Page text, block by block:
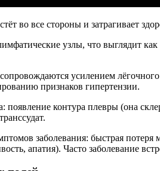
во все стороны и затрагивает
узлы, что выглядит
усилением
признаков гипертензии.
контура плевры (она
заболевания: быстрая
апатия). Часто заболевание